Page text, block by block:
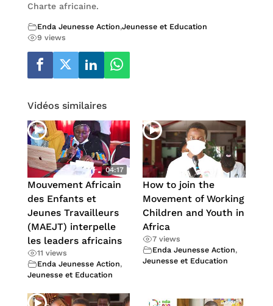
Charte africaine.
Enda Jeunesse Action,Jeunesse et Education
9 views
Vidéos similaires
04:17
Mouvement Africain
des Enfants et
Jeunes Travailleurs
(MAEJT) interpelle
les leaders africains
11 views
Enda Jeunesse Action,
Jeunesse et Education
How to join the
Movement of Working
Children and Youth in
Africa
7 views
Enda Jeunesse Action,
Jeunesse et Education